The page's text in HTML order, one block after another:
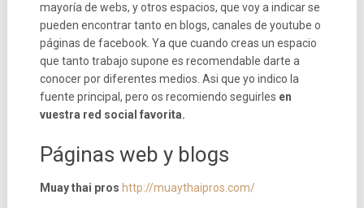
mayoría de webs, y otros espacios, que voy a indicar se
pueden encontrar tanto en blogs, canales de youtube o
páginas de facebook. Ya que cuando creas un espacio
que tanto trabajo supone es recomendable darte a
conocer por diferentes medios. Asi que yo indico la
fuente principal, pero os recomiendo seguirles en
vuestra red social favorita.
Páginas web y blogs
Muay thai pros http://muaythaipros.com/